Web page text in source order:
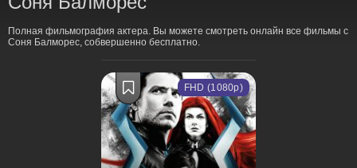
Полная фильмография актера. Вы можете смотреть онлайн все фильмы с
Соня Балморес, собвершенно бесплатно.
FHD (1080p)